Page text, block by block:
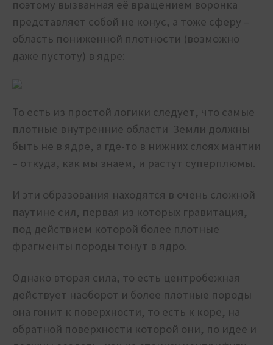
поэтому вызванная её вращением воронка
представляет собой не конус, а тоже сферу –
область пониженной плотности (возможно
даже пустоту) в ядре:
То есть из простой логики следует, что самые
плотные внутренние области Земли должны
быть не в ядре, а где-то в нижних слоях мантии
– откуда, как мы знаем, и растут суперплюмы.
И эти образования находятся в очень сложной
паутине сил, первая из которых гравитация,
под действием которой более плотные
фрагменты породы тонут в ядро.
Однако вторая сила, то есть центробежная
действует наоборот и более плотные породы
она гонит к поверхности, то есть к коре, на
обратной поверхности которой они, по идее и